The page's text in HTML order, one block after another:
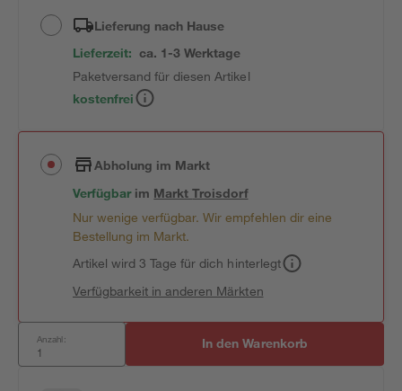
Lieferung nach Hause
Lieferzeit: ca. 1-3 Werktage
Paketversand für diesen Artikel
kostenfrei
Abholung im Markt
Verfügbar im MarktTroisdorf
Nur wenige verfügbar. Wir empfehlen dir eine
Bestellung im Markt.
Artikel wird 3 Tage für dich hinterlegt
Verfügbarkeit in anderen Märkten
Anzahl: In den Warenkorb